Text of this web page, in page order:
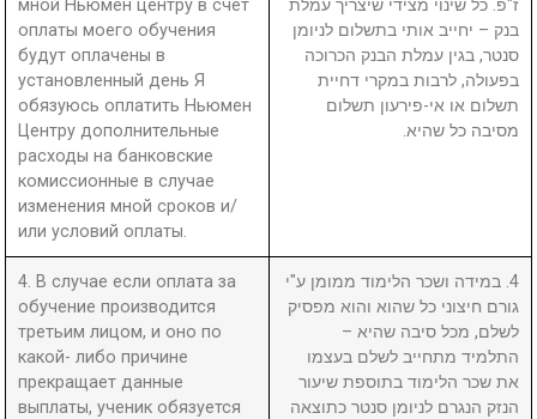
мной Ньюмен центру в счет
оплаты моего обучения
будут оплачены в
установленный день Я
обязуюсь оплатить Ньюмен
Центру дополнительные
расходы на банковские
комиссионные в случае
изменения мной сроков и/
или условий оплаты.
ז"פ. כל שינוי מצידי שיצריך עמלת
בנק – יחייב אותי בתשלום לניומן
סנטר, בגין עמלת הבנק הכרוכה
בפעולה, לרבות במקרי דחיית
תשלום או אי-פירעון תשלום
מסיבה כל שהיא.
4. В случае если оплата за
обучение производится
третьим лицом, и оно по
какой- либо причине
прекращает данные
выплаты, ученик обязуется
4. במידה ושכר הלימוד ממומן ע"י
גורם חיצוני כל שהוא והוא מפסיק
לשלם, מכל סיבה שהיא –
התלמיד מתחייב לשלם בעצמו
את שכר הלימוד בתוספת שיעור
הנזק הנגרם לניומן סנטר כתוצאה